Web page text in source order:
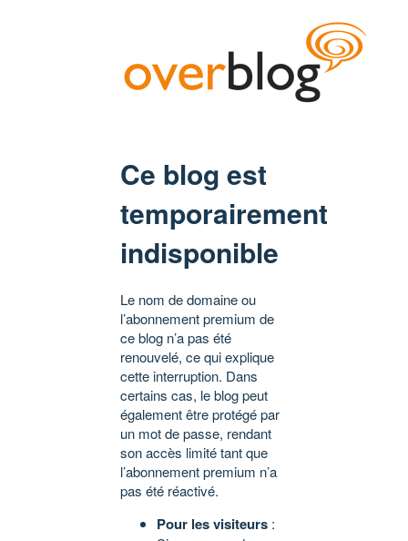
Ce blog est
temporairement
indisponible
Le nom de domaine ou
l’abonnement premium de
ce blog n’a pas été
renouvelé, ce qui explique
cette interruption. Dans
certains cas, le blog peut
également être protégé par
un mot de passe, rendant
son accès limité tant que
l’abonnement premium n’a
pas été réactivé.
Pour les visiteurs :